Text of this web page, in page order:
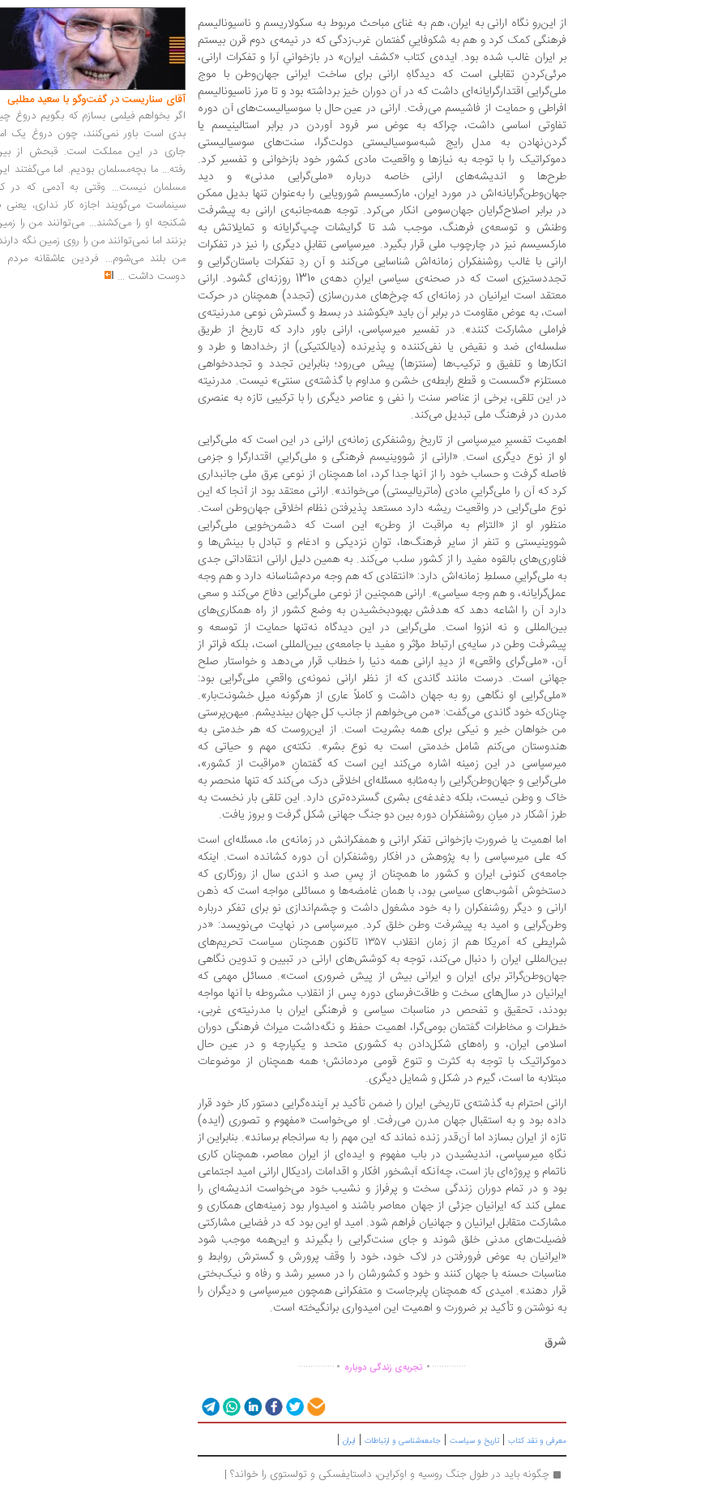
از این‌رو نگاه ارانی به ایران، هم به غنای مباحث مربوط به سکولاریسم و ناسیونالیسم
فرهنگی کمک کرد و هم به شکوفاییِ گفتمان غرب‌زدگی که در نیمه‌‎ی دوم قرن بیستم
بر ایران غالب شده بود. ایده‌‎ی کتاب «کشف ایران» در بازخوانیِ آرا و تفکرات ارانی،
مرئی‌کردنِ تقابلی است که دیدگاهِ ارانی برای ساخت ایرانی جهان‌وطن با موج
ملی‌گرایی اقتدارگرایانه‌‌ای داشت که در آن دوران خیز برداشته بود و تا مرز ناسیونالیسمِ
افراطی و حمایت از فاشیسم می‌رفت. ارانی در عین حال با سوسیالیست‌های آن دوره
تفاوتی اساسی داشت، چراکه به‌‌ عوض سر فرود آوردن در برابر استالینیسم یا
گردن‌نهادن به مدل رایج شبه‌سوسیالیستی دولت‌گرا، سنت‌های سوسیالیستی
دموکراتیک را با توجه به نیازها و واقعیت مادی کشور خود بازخوانی و تفسیر کرد.
طرح‌ها و اندیشه‌های ارانی خاصه درباره «ملی‌گرایی مدنی» و دید
جهان‌وطن‌گرایانه‌اش در مورد ایران، مارکسیسم شورویایی را به‌عنوان تنها بدیل ممکن
در برابر اصلاح‌گرایان جهان‌سومی انکار می‌کرد. توجه همه‌جانبه‌‎ی ارانی به پیشرفت
وطنش و توسعه‌‎ی فرهنگ، موجب شد تا گرایشات چپ‌گرایانه و تمایلاتش به
مارکسیسم نیز در چارچوب ملی قرار بگیرد. میرسپاسی تقابلِ دیگری را نیز در تفکرات
ارانی با غالب روشنفکران زمانه‌اش شناسایی می‌کند و آن ردِ تفکرات باستان‌گرایی و
تجددستیزی است که در صحنه‌‎ی سیاسی ایرانِ دهه‌‎ی 1310 روزنه‌ای گشود. ارانی
معتقد است ایرانیان در زمانه‌ای که چرخ‌های مدرن‌سازی (تجدد) همچنان در حرکت
است، به‌ عوض مقاومت در برابر آن باید «بکوشند در بسط و گسترش نوعی مدرنیته‌‎ی
فراملی مشارکت کنند». در تفسیر میرسپاسی، ارانی باور دارد که تاریخ از طریق
سلسله‌ای ضد و نقیض یا نفی‌کننده و پذیرنده (دیالکتیکی) از رخدادها و طرد و
انکارها و تلفیق‌ و ترکیب‌ها (سنتزها) پیش می‌رود؛ بنابراین تجدد و تجدد‌خواهی
مستلزم «گسست و قطع رابطه‌‎ی خشن و مداوم با گذشته‌‎ی سنتی» نیست. مدرنیته
در این تلقی، برخی از عناصر سنت را نفی و عناصر دیگری را با ترکیبی تازه به عنصری
مدرن در فرهنگ ملی تبدیل می‌کند.
اهمیت تفسیرِ میرسپاسی از تاریخ روشنفکری زمانه‌‎ی ارانی در این است که ملی‌گرایی
او از نوع دیگری است. «ارانی از شووینیسم فرهنگی و ملی‌گراییِ اقتدارگرا و جزمی
فاصله گرفت و حساب خود را از آنها جدا کرد، اما همچنان از نوعی عِرق ملی جانبداری
کرد که آن را ملی‌گراییِ مادی (ماتریالیستی) می‌خواند». ارانی معتقد بود از آنجا که این
نوع ملی‌گرایی در واقعیت ریشه دارد مستعد پذیرفتن نظام اخلاقی جهان‌وطن است.
منظور او از «التزام به مراقبت از وطن» این است که دشمن‌خویی ملی‌گرایی
شووینیستی و تنفر از سایر فرهنگ‌ها، توانِ نزدیکی و ادغام و تبادل با بینش‌ها و
فناوری‌های بالقوه مفید را از کشور سلب می‌کند. به همین دلیل ارانی انتقاداتی جدی
به ملی‌گراییِ مسلطِ زمانه‌اش دارد: «انتقادی که هم وجه مردم‌شناسانه دارد و هم وجه
عمل‌گرایانه، و هم وجه سیاسی». ارانی همچنین از نوعی ملی‌گرایی دفاع می‌کند و سعی
دارد آن را اشاعه دهد که هدفش بهبودبخشیدن به وضع کشور از راه همکاری‌های
بین‌المللی و نه انزوا است. ملی‌گرایی در این دیدگاه نه‌تنها حمایت از توسعه و
پیشرفت وطن در سایه‌‎ی ارتباط مؤثر و مفید با جامعه‌‎ی بین‌المللی است، بلکه فراتر از
آن، «ملی‌گرای واقعی» از دیدِ ارانی همه دنیا را خطاب قرار می‌دهد و خواستار صلح
جهانی است. درست مانند گاندی که از نظر ارانی نمونه‌‎ی واقعیِ ملی‌گرایی بود:
«ملی‌گرایی او نگاهی رو به جهان داشت و کاملاً عاری از هرگونه میل خشونت‌بار».
چنان‌که خود گاندی می‌گفت: «من می‌خواهم از جانب کل جهان بیندیشم. میهن‌پرستی
من خواهان خیر و نیکی برای همه بشریت است. از این‌روست که هر خدمتی به
هندوستان می‌کنم شامل خدمتی است به نوع بشر». نکته‌‎ی مهم و حیاتی که
میرسپاسی در این زمینه اشاره می‌کند این است که گفتمانِ «مراقبت از کشور»،
ملی‌گرایی و جهان‌وطن‌‌گرایی را به‌مثابهِ مسئله‌ای اخلاقی درک می‌کند که تنها منحصر به
خاک و وطن نیست، بلکه دغدغه‌‎ی بشری گسترده‌تری دارد. این تلقی بار نخست به‌
طرز آشکار در میانِ روشنفکران دوره بین دو جنگ جهانی شکل گرفت و بروز یافت.
اما اهمیت یا ضرورتِ بازخوانی تفکر ارانی و همفکرانش در زمانه‌‎ی ما، مسئله‌ای است
که علی میرسپاسی را به پژوهش در افکار روشنفکران آن دوره کشانده است. اینکه
جامعه‌‎ی کنونی ایران و کشور ما همچنان از پسِ صد و اندی سال از روزگاری که
دستخوش آشوب‌های سیاسی بود، با همان غامضه‌ها و مسائلی مواجه است که ذهن
ارانی و دیگر روشنفکران را به خود مشغول داشت و چشم‌اندازی نو برای تفکر درباره
وطن‌گرایی و امید به پیشرفت وطن خلق کرد. میرسپاسی در نهایت می‌نویسد: «در
شرایطی که آمریکا هم از زمان انقلاب ۱۳۵۷ تا‌کنون همچنان سیاست تحریم‌های
بین‌المللی ایران را دنبال می‌کند، توجه به کوشش‌های ارانی در تبیین و تدوین نگاهی
جهان‌وطن‌گراتر برای ایران و ایرانی بیش از پیش ضروری است». مسائل مهمی که
ایرانیان در سال‌های سخت و طاقت‌فرسای دوره پس از انقلاب مشروطه با آنها مواجه
بودند، تحقیق و تفحص در مناسبات سیاسی و فرهنگی ایران با مدرنیته‌‎ی غربی،
خطرات و مخاطرات گفتمان بومی‌گرا، اهمیت حفظ و نگه‌داشت میراث فرهنگی دوران
اسلامی ایران، و راه‌های شکل‌دادن به کشوری متحد و یکپارچه و در عین حال
دموکراتیک با توجه به کثرت و تنوع قومی مردمانش؛ همه همچنان از موضوعات
مبتلابه‌ ما است، گیرم در شکل و شمایل دیگری.
ارانی احترام به گذشته‌‎ی تاریخی ایران را ضمن تأکید بر آینده‌گرایی دستور کار خود قرار
داده بود و به استقبال جهان مدرن می‌رفت. او می‌خواست «مفهوم و تصوری (ایده)
تازه‌ از ایران بسازد اما آن‌قدر زنده نماند که این مهم را به سرانجام برساند». بنابراین از
نگاهِ میرسپاسی، اندیشیدن در باب مفهوم و ایده‌ای از ایران معاصر، همچنان کاری
ناتمام و پروژه‌ای باز است، چه‌آنکه آبشخور افکار و اقدامات رادیکال ارانی امید اجتماعی‌
بود و در تمام دوران زندگی سخت و پر‌فراز و نشیب خود می‌خواست اندیشه‌ای را
عملی کند که ایرانیان جزئی از جهان معاصر باشند و امیدوار بود زمینه‌های همکاری و
مشارکت متقابل ایرانیان و جهانیان فراهم شود. امید او این بود که در فضایی مشارکتی
فضیلت‌های مدنی خلق شوند و جای سنت‌گرایی را بگیرند و این‌همه موجب شود
«ایرانیان به‌ عوض فرو‌رفتن در لاک خود، خود را وقف پرورش و گسترش روابط و
مناسبات حسنه با جهان کنند و خود و کشورشان را در مسیر رشد و رفاه و نیک‌بختی
قرار دهند». امیدی که همچنان پابرجاست و متفکرانی همچون میرسپاسی و دیگران را
به نوشتن و تأکید بر ضرورت و اهمیت این امیدواری برانگیخته است.
شرق
............... . تجربه‌ی زندگی دوباره . ..............
معرفی و نقد کتاب | تاریخ و سیاست | جامعه‌شناسی و ارتباطات | ایران |
آقای سناریست در گفت‌وگو با سعید مطلبی
اگر بخواهم فیلمی بسازم که بگویم دروغ
بدی است باور نمی‌کنند، چون دروغ یک
جاری در این مملکت است. قبحش از
رفته... ما بچه‌مسلمان بودیم. اما می‌گفتند
مسلمان نیست... وقتی به آدمی که در
سینماست می‌گویند اجازه کار نداری، یعنی
شکنجه او را می‌کشند... می‌توانند من را
بزنند اما نمی‌توانند من را روی زمین نگه
من بلند می‌شوم... فردین عاشقانه مردم
دوست داشت ...